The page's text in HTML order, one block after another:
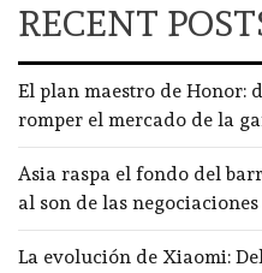
RECENT
El plan maestro de Honor:
romper el mercado de la
Asia raspa el fondo del
al son de las
La evolución de Xiaomi: